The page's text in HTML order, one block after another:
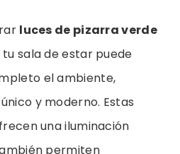
luces de pizarra verde
sala de estar puede
el ambiente,
y moderno. Estas
una iluminación
permiten